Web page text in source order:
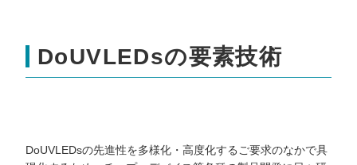
DoUVLEDsの要素技術
DoUVLEDsの先進性を多様化・高度化するご要求のなかで具